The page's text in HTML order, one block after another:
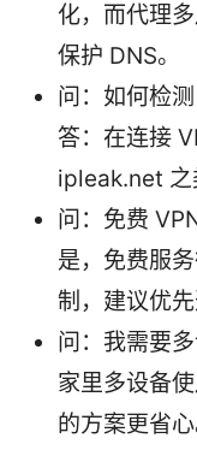
化，而代理
保护 DNS。
问：如何检
答：在连接
ipleak.net 之
问：免费
是，免费服
制，建议优
问：我需要
家里多设备
的方案更省心